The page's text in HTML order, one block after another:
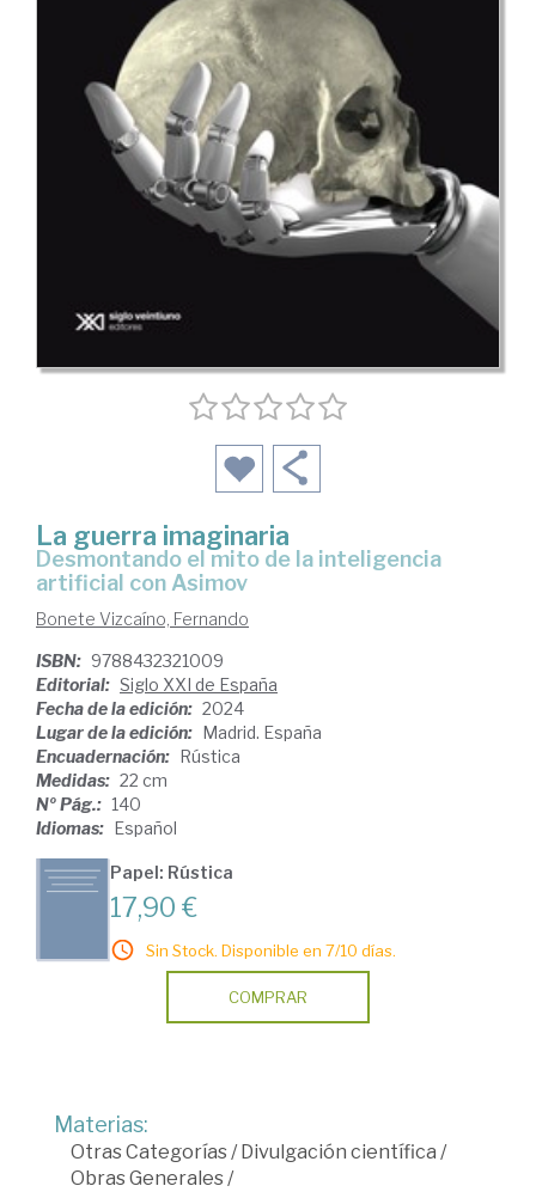
La guerra imaginaria
Desmontando el mito de la inteligencia
artificial con Asimov
Bonete Vizcaíno, Fernando
ISBN: 9788432321009
Editorial: Siglo XXI de España
Fecha de la edición: 2024
Lugar de la edición: Madrid. España
Encuadernación: Rústica
Medidas: 22 cm
Nº Pág.: 140
Idiomas: Español
Papel: Rústica
17,90 €
Sin Stock. Disponible en 7/10 días.
COMPRAR
Materias:
Otras Categorías/ Divulgación científica /
Obras Generales/